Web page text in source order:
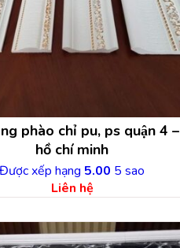
phào chỉ pu, ps quận 4 –
hồ chí minh
Được xếp hạng 5.00 5 sao
Liên hệ